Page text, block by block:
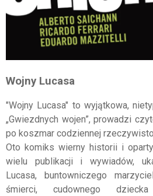
Wojny Lucasa
"Wojny Lucasa" to wyjątkowa,
„Gwiezdnych wojen”, prowadzi
po koszmar codziennej
Oto komiks wierny historii i
wielu publikacji i wywiadów,
Lucasa, buntowniczego
śmierci, cudownego